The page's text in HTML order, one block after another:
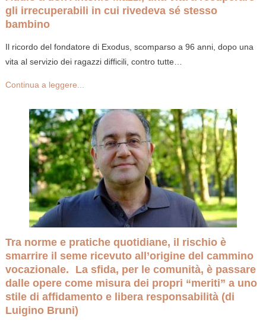
gli irrecuperabili in cui rivedeva sé stesso
bambino
Il ricordo del fondatore di Exodus, scomparso a 96 anni, dopo una
vita al servizio dei ragazzi difficili, contro tutte…
Continua a leggere...
Tra norme e pratiche quotidiane, il rischio è
smarrire il seme ricevuto all’origine del cammino
vocazionale. La sfida, per le comunità, è passare
dalle opere come misura dei propri “meriti” a uno
stile di affidamento e libera responsabilità (di
Luigino Bruni)